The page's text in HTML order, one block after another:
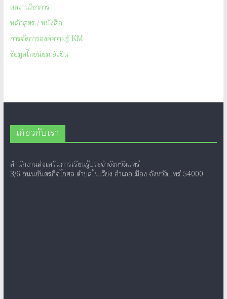
ผลงานวิชาการ
หลักสูตร / หนังสือ
การจัดการองค์ความรู้ KM
ข้อมูลไทยนิยม ยั่งยืน
เกี่ยวกับเรา
สำนักงานส่งเสริมการเรียนรู้ประจำจังหวัดแพร่
3/6 ถนนยันตรกิจโกศล ตำบลในเวียง อำเภอเมือง จังหวัดแพร่ 54000